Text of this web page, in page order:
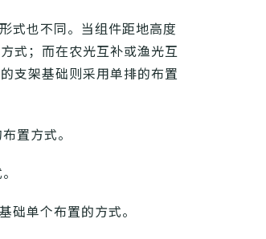
式也不同。当组件距地高度
式；而在农光互补或渔光互
支架基础则采用单排的布置
置方式。
单个布置的方式。